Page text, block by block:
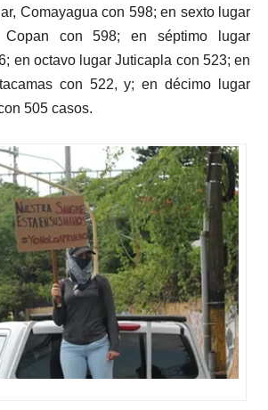
Comayagua con 598; en sexto lugar
con 598; en séptimo lugar
en octavo lugar Juticapla con 523; en
con 522, y; en décimo lugar
505 casos.